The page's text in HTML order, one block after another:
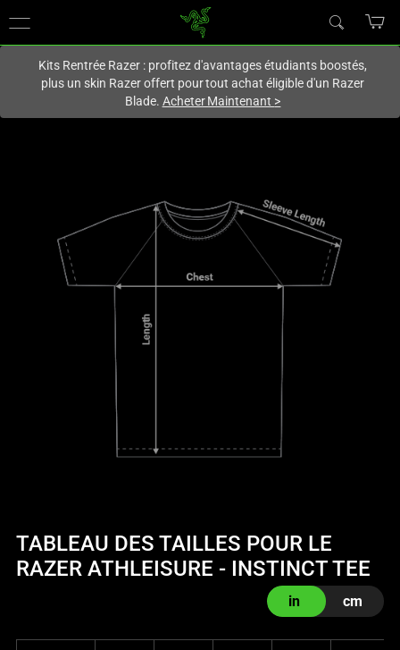
Vous êtes actuellement sur le site
Kits Rentrée Razer : profitez d'avantages étudiants boostés,
plus un skin Razer offert pour tout achat éligible d'un Razer
Blade. Acheter Maintenant >
TABLEAU DES TAILLES POUR LE
RAZER ATHLEISURE - INSTINCT TEE
in cm